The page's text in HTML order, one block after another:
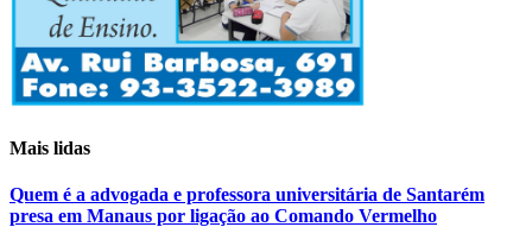
Mais lidas
Quem é a advogada e professora universitária de Santarém
presa em Manaus por ligação ao Comando Vermelho